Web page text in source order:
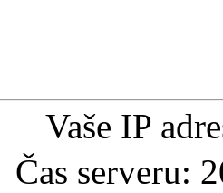
Vaše IP
Čas serveru: